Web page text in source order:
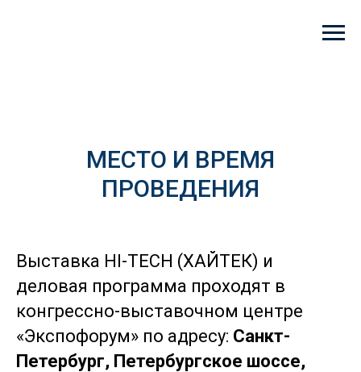
МЕСТО И ВРЕМЯ
ПРОВЕДЕНИЯ
Выставка HI-TECH (ХАЙТЕК) и
деловая программа проходят в
конгрессно-выставочном центре
«Экспофорум» по адресу: Санкт-
Петербург, Петербургское шоссе,